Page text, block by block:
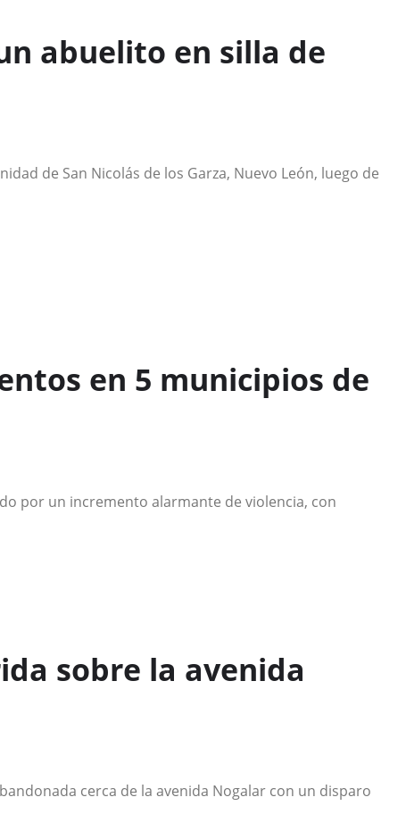
abuelito en silla de
de San Nicolás de los Garza, Nuevo León, luego de
en 5 municipios de
por un incremento alarmante de violencia, con
sobre la avenida
cerca de la avenida Nogalar con un disparo